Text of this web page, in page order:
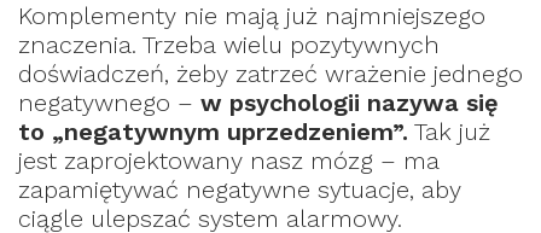
Komplementy nie mają już najmniejszego
znaczenia. Trzeba wielu pozytywnych
doświadczeń, żeby zatrzeć wrażenie jednego
negatywnego – w psychologii nazywa się
to „negatywnym uprzedzeniem”. Tak już
jest zaprojektowany nasz mózg – ma
zapamiętywać negatywne sytuacje, aby
ciągle ulepszać system alarmowy.